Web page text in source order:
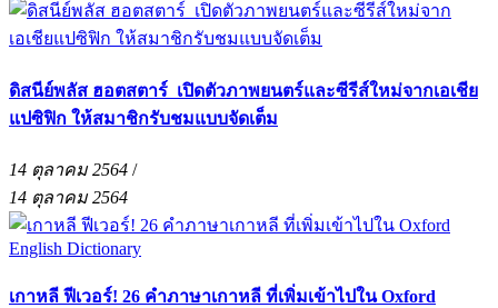
ดิสนีย์พลัส ฮอตสตาร์ เปิดตัวภาพยนตร์และซีรีส์ใหม่จากเอเชีย
แปซิฟิก ให้สมาชิกรับชมแบบจัดเต็ม
14 ตุลาคม 2564 /
14 ตุลาคม 2564
เกาหลี ฟีเวอร์! 26 คำภาษาเกาหลี ที่เพิ่มเข้าไปใน Oxford